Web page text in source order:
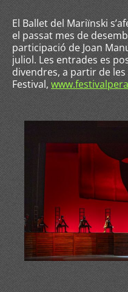
El Ballet del Mariïnski
el passat mes de
participació de Joan
juliol. Les entrades es
divendres, a partir de
Festival,